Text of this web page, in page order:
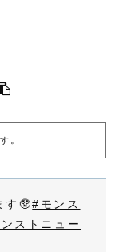
。
す🥸#モンス
ストニュー